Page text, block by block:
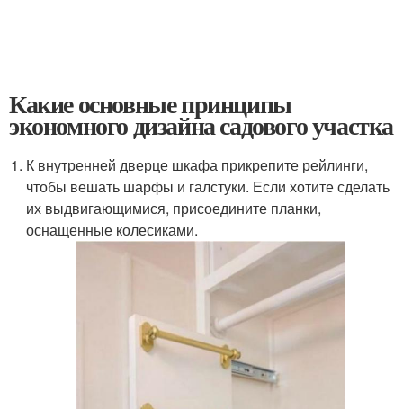
Какие основные принципы
экономного дизайна садового участка
К внутренней дверце шкафа прикрепите рейлинги,
чтобы вешать шарфы и галстуки. Если хотите сделать
их выдвигающимися, присоедините планки,
оснащенные колесиками.